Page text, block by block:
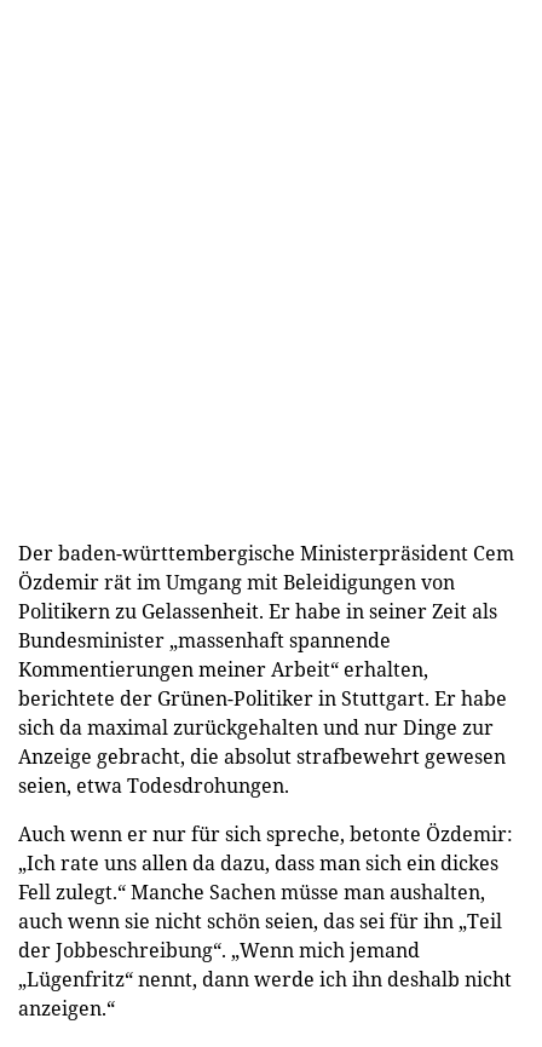
Der baden-württembergische Ministerpräsident Cem
Özdemir rät im Umgang mit Beleidigungen von
Politikern zu Gelassenheit. Er habe in seiner Zeit als
Bundesminister „massenhaft spannende
Kommentierungen meiner Arbeit“ erhalten,
berichtete der Grünen-Politiker in Stuttgart. Er habe
sich da maximal zurückgehalten und nur Dinge zur
Anzeige gebracht, die absolut strafbewehrt gewesen
seien, etwa Todesdrohungen.
Auch wenn er nur für sich spreche, betonte Özdemir:
„Ich rate uns allen da dazu, dass man sich ein dickes
Fell zulegt.“ Manche Sachen müsse man aushalten,
auch wenn sie nicht schön seien, das sei für ihn „Teil
der Jobbeschreibung“. „Wenn mich jemand
„Lügenfritz“ nennt, dann werde ich ihn deshalb nicht
anzeigen.“